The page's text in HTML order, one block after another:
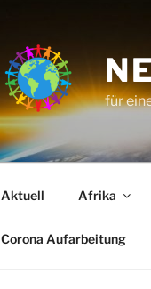
für
Aktuell Afrika
Corona Aufarbeitung